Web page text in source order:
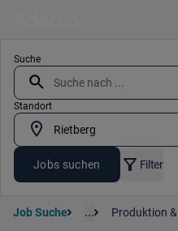
Suche
Standort
Jobs suchen Filter
Job Suche ... Produktion